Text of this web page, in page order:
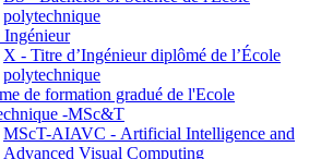
polytechnique
X - Titre d’Ingénieur diplômé de l’École
polytechnique
de formation gradué de l'Ecole
-MSc&T
MScT-AIAVC - Artificial Intelligence and
Advanced Visual Computing